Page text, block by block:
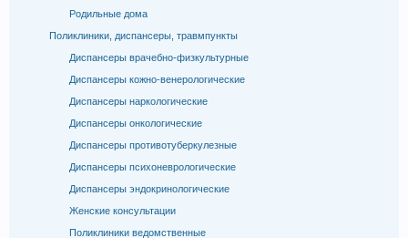
Родильные дома
Поликлиники, диспансеры, травмпункты
Диспансеры врачебно-физкультурные
Диспансеры кожно-венерологические
Диспансеры наркологические
Диспансеры онкологические
Диспансеры противотуберкулезные
Диспансеры психоневрологические
Диспансеры эндокринологические
Женские консультации
Поликлиники ведомственные